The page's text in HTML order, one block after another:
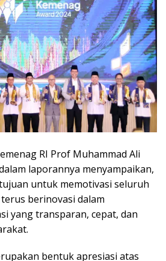
RI Prof Muhammad Ali
laporannya menyampaikan,
untuk memotivasi seluruh
berinovasi dalam
yang transparan, cepat, dan
bentuk apresiasi atas